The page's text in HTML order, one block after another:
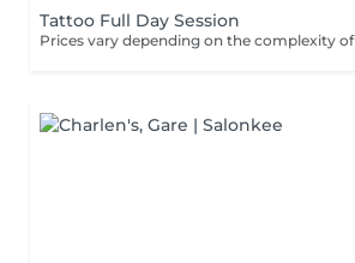
Tattoo Full Day Session